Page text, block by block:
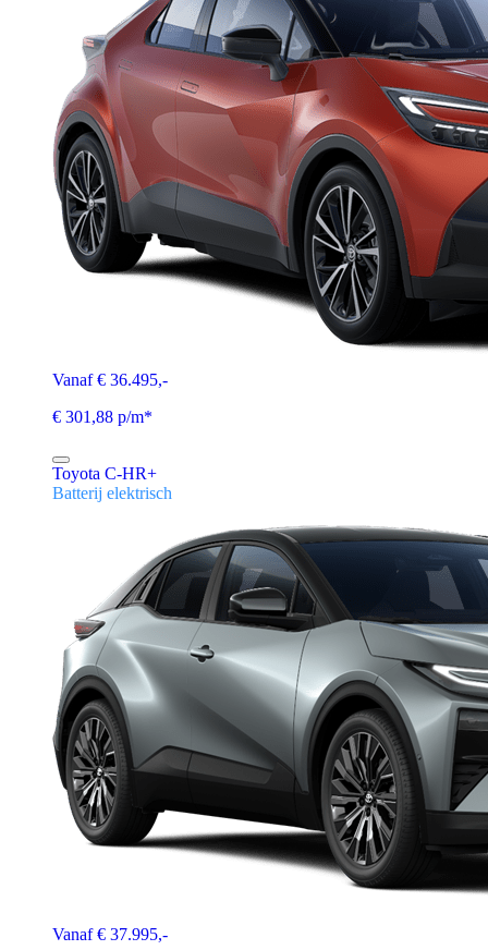
Vanaf € 36.495,-
€ 301,88 p/m*
Toyota C-HR+
Batterij elektrisch
Vanaf € 37.995,-